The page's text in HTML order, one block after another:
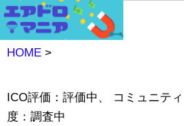
HOME >
ICO評価：評価中、 コミュニテ
度：調査中